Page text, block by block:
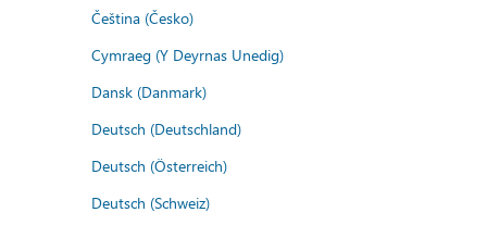
Čeština (Česko)
Cymraeg (Y Deyrnas Unedig)
Dansk (Danmark)
Deutsch (Deutschland)
Deutsch (Österreich)
Deutsch (Schweiz)